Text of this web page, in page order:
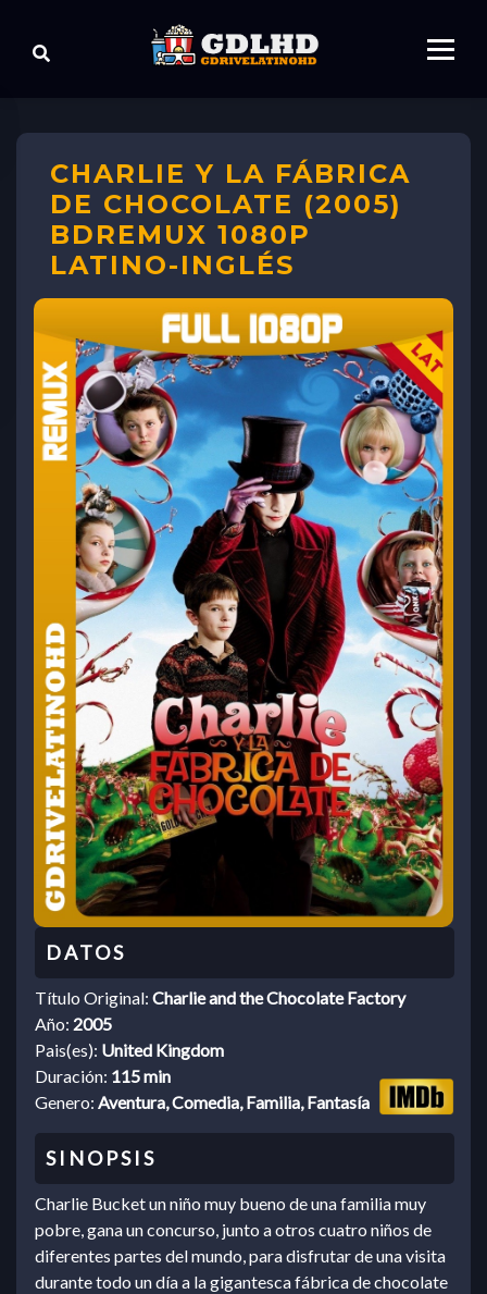
CHARLIE Y LA FÁBRICA
DE CHOCOLATE (2005)
BDREMUX 1080P
LATINO-INGLÉS
Título Original: Charlie and the Chocolate Factory
Año: 2005
Pais(es): United Kingdom
Duración: 115 min
Genero: Aventura, Comedia, Familia, Fantasía
Charlie Bucket un niño muy bueno de una familia muy
pobre, gana un concurso, junto a otros cuatro niños de
diferentes partes del mundo, para disfrutar de una visita
durante todo un día a la gigantesca fábrica de chocolate